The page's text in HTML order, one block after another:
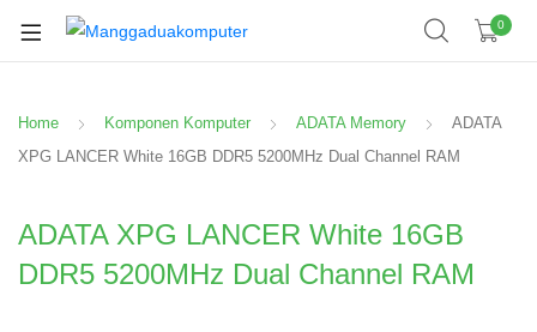
0
Home Komponen Komputer ADATA Memory
ADATA
XPG LANCER White 16GB DDR5 5200MHz Dual Channel RAM
ADATA XPG LANCER White 16GB
DDR5 5200MHz Dual Channel RAM